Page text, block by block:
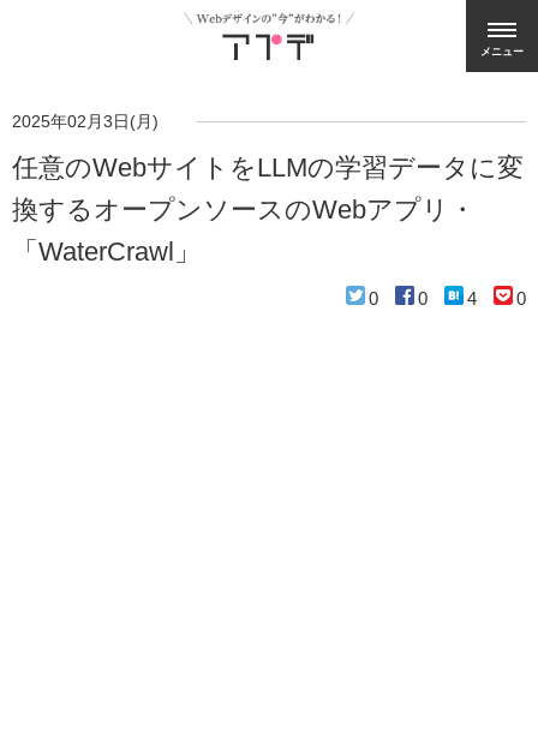
メニュー
2025年02月3日(月)
任意のWebサイトをLLMの学習データに変
換するオープンソースのWebアプリ・
「WaterCrawl」
0 0 4 0